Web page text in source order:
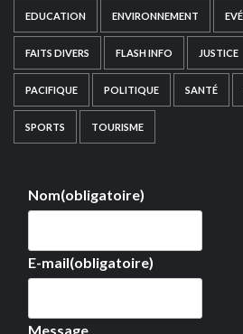
EDUCATION ENVIRONNEMENT
FAITS DIVERS FLASH INFO JUSTICE
PACIFIQUE POLITIQUE SANTÉ
SPORTS TOURISME
Nom(obligatoire)
E-mail(obligatoire)
Message